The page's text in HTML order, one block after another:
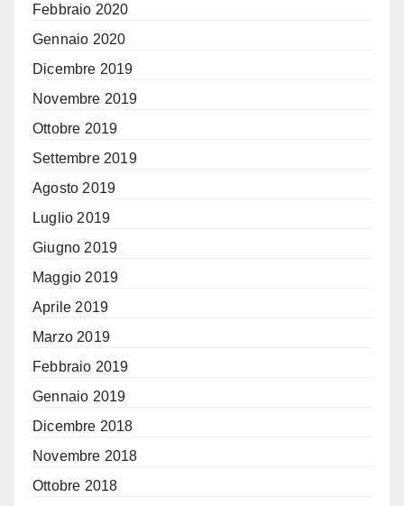
Febbraio 2020
Gennaio 2020
Dicembre 2019
Novembre 2019
Ottobre 2019
Settembre 2019
Agosto 2019
Luglio 2019
Giugno 2019
Maggio 2019
Aprile 2019
Marzo 2019
Febbraio 2019
Gennaio 2019
Dicembre 2018
Novembre 2018
Ottobre 2018